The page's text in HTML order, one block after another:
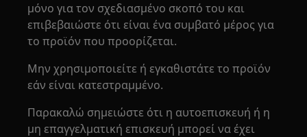
μόνο για τον σχεδιασμένο σκοπό του και
επιβεβαιώστε ότι είναι ένα συμβατό μέρος για
το προϊόν που προορίζεται.
Μην χρησιμοποιείτε ή εγκαθιστάτε το προϊόν
εάν είναι κατεστραμμένο.
Παρακαλώ σημειώστε ότι η αυτοεπισκευή ή η
μη επαγγελματική επισκευή μπορεί να έχει